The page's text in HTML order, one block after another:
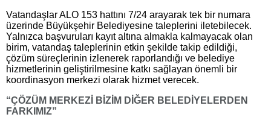
Vatandaşlar ALO 153 hattını 7/24 arayarak tek bir numara
üzerinde Büyükşehir Belediyesine taleplerini iletebilecek.
Yalnızca başvuruları kayıt altına almakla kalmayacak olan
birim, vatandaş taleplerinin etkin şekilde takip edildiği,
çözüm süreçlerinin izlenerek raporlandığı ve belediye
hizmetlerinin geliştirilmesine katkı sağlayan önemli bir
koordinasyon merkezi olarak hizmet verecek.
“ÇÖZÜM MERKEZİ BİZİM DİĞER BELEDİYELERDEN
FARKIMIZ”